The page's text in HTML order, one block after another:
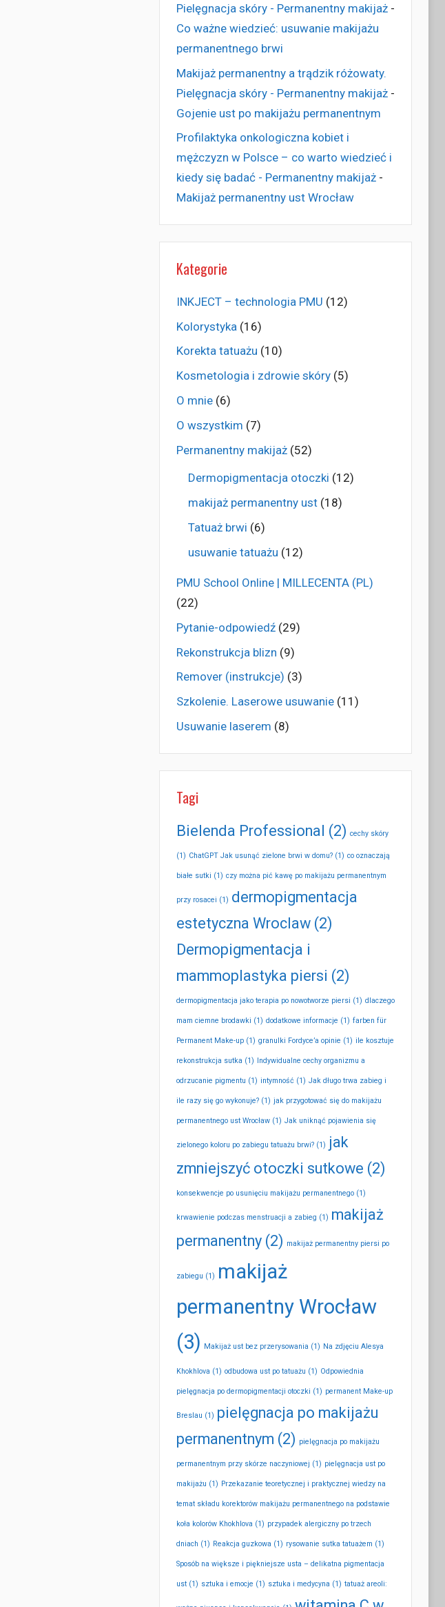
Pielęgnacja skóry - Permanentny makijaż-
Co ważne wiedzieć: usuwanie makijażu
permanentnego brwi
Makijaż permanentny a trądzik różowaty.
Pielęgnacja skóry - Permanentny makijaż-
Gojenie ust po makijażu permanentnym
Profilaktyka onkologiczna kobiet i
mężczyzn w Polsce – co warto wiedzieć i
kiedy się badać - Permanentny makijaż-
Makijaż permanentny ust Wrocław
Kategorie
INKJECT – technologia PMU (12)
Kolorystyka (16)
Korekta tatuażu (10)
Kosmetologia i zdrowie skóry(5)
O mnie(6)
O wszystkim (7)
Permanentny makijaż(52)
Dermopigmentacja otoczki (12)
makijaż permanentny ust(18)
Tatuaż brwi (6)
usuwanie tatuażu (12)
PMU School Online | MILLECENTA (PL)
(22)
Pytanie-odpowiedź(29)
Rekonstrukcja blizn (9)
Remover (instrukcje) (3)
Szkolenie. Laserowe usuwanie(11)
Usuwanie laserem (8)
Tagi
Bielenda Professional (2) cechy skóry
(1) ChatGPT Jak usunąć zielone brwi w domu?(1) co oznaczają
białe sutki (1) czy można pić kawę po makijażu permanentnym
przy rosacei (1) dermopigmentacja
estetyczna Wroclaw(2)
Dermopigmentacja i
mammoplastyka piersi (2)
dermopigmentacja jako terapia po nowotworze piersi (1) dlaczego
mam ciemne brodawki (1) dodatkowe informacje (1) farben für
Permanent Make-up(1) granulki Fordyce’a opinie (1) ile kosztuje
rekonstrukcja sutka (1) Indywidualne cechy organizmu a
odrzucanie pigmentu (1) intymność(1) Jak długo trwa zabieg i
ile razy się go wykonuje?(1) jak przygotować się do makijażu
permanentnego ust Wrocław(1) Jak uniknąć pojawienia się
zielonego koloru po zabiegu tatuażu brwi?(1) jak
zmniejszyć otoczki sutkowe (2)
konsekwencje po usunięciu makijażu permanentnego(1)
krwawienie podczas menstruacji a zabieg (1) makijaż
permanentny(2) makijaż permanentny piersi po
zabiegu (1) makijaż
permanentny Wrocław
(3) Makijaż ust bez przerysowania (1) Na zdjęciu Alesya
Khokhlova (1) odbudowa ust po tatuażu (1) Odpowiednia
pielęgnacja po dermopigmentacji otoczki (1) permanent Make-up
Breslau (1) pielęgnacja po makijażu
permanentnym (2) pielęgnacja po makijażu
permanentnym przy skórze naczyniowej (1) pielęgnacja ust po
makijażu (1) Przekazanie teoretycznej i praktycznej wiedzy na
temat składu korektorów makijażu permanentnego na podstawie
koła kolorów Khokhlova (1) przypadek alergiczny po trzech
dniach (1) Reakcja guzkowa (1) rysowanie sutka tatuażem (1)
Sposób na większe i piękniejsze usta – delikatna pigmentacja
ust(1) sztuka i emocje (1) sztuka i medycyna (1) tatuaż areoli: